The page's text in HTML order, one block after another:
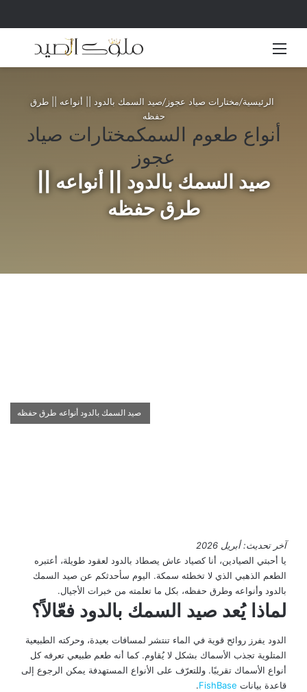
الرئيسية/مختارات صياد عجوز/صيد السمك بالدود || أنواعه || طرق
حفظه
أنواع طعوم السمكمختارات صياد
عجوز
صيد السمك بالدود || أنواعه ||
طرق حفظه
صيد السمك بالدود أنواعه طرق حفظه
آخر تحديث: أبريل 2026
يا أحبتي الصيادين، أنا كصياد عاش يصطاد بالدود لعقود طويلة، أعتبره
الطعم الذهبي الذي لا تخطئه سمكة. اليوم سأحدثكم عن صيد السمك
بالدود وأنواعه وطرق حفظه، بكل ما تعلمته من خبرات الأجيال.
لماذا يُعد صيد السمك بالدود فعّالاً؟
الدود يفرز روائح قوية في الماء تنتشر لمسافات بعيدة، وحركته الطبيعية
المتلوية تجذب الأسماك بشكل لا يُقاوم. كما أنه طعم طبيعي تعرفه كل
أنواع الأسماك تقريبًا. وللتعرّف على الأنواع المستهدفة يمكن الرجوع إلى
قاعدة بيانات FishBase
.